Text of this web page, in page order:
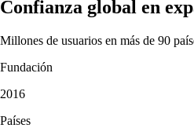
Confianza global en
Millones de usuarios en más de 90
Fundación
2016
Países